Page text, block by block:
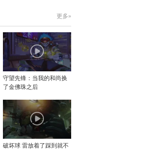
更多»
守望先锋：当我的和尚换
了金佛珠之后
破坏球 雷放着了踩到就不